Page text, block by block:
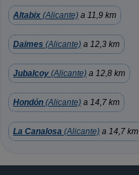
Altabix (Alicante) a 11,9 km
Daimes (Alicante) a 12,3 km
Jubalcoy (Alicante) a 12,8 km
Hondón (Alicante) a 14,7 km
La Canalosa (Alicante) a 14,7 km